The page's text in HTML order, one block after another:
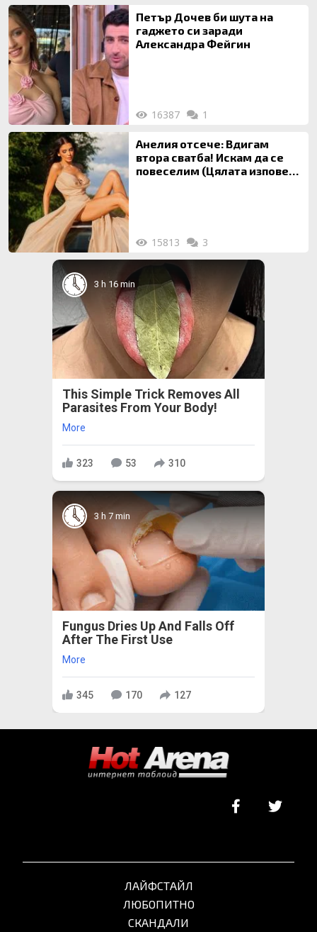
Петър Дочев би шута на
гаджето си заради
Александра Фейгин
16387 1
Анелия отсече: Вдигам
втора сватба! Искам да се
повеселим (Цялата изповед
15813 3
3 h 16 min
This Simple Trick Removes All
Parasites From Your Body!
More
323 53 310
3 h 7 min
Fungus Dries Up And Falls Off
After The First Use
More
345 170 127
ЛАЙФСТАЙЛ
ЛЮБОПИТНО
СКАНДАЛИ